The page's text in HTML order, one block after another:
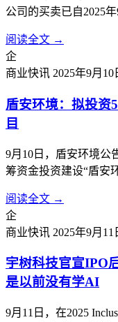
公司的买卖已自2025
告。
阅读全文 →
企
商业快讯 2025年9月10
盾安环境：拟投资
目
9月10日，盾安环境公
筹资金投资建设“盾安
期为盾安环境智能制
源汽车热管理总部基
件及新能源汽车热管理
阅读全文 →
企
商业快讯 2025年9月11
宇树科技官宣IPO
是以前没有学AI
9月11日，在2025